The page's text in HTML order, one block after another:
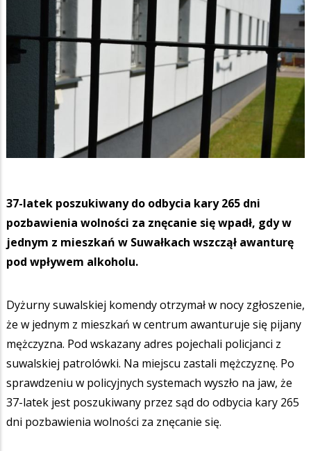
37-latek poszukiwany do odbycia kary 265 dni
pozbawienia wolności za znęcanie się wpadł, gdy w
jednym z mieszkań w Suwałkach wszczął awanturę
pod wpływem alkoholu.
Dyżurny suwalskiej komendy otrzymał w nocy zgłoszenie,
że w jednym z mieszkań w centrum awanturuje się pijany
mężczyzna. Pod wskazany adres pojechali policjanci z
suwalskiej patrolówki. Na miejscu zastali mężczyznę. Po
sprawdzeniu w policyjnych systemach wyszło na jaw, że
37-latek jest poszukiwany przez sąd do odbycia kary 265
dni pozbawienia wolności za znęcanie się.